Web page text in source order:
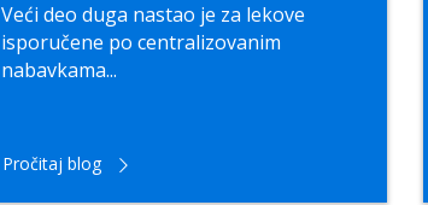
Veći deo duga nastao je za lekove
isporučene po centralizovanim
nabavkama...
Pročitaj blog